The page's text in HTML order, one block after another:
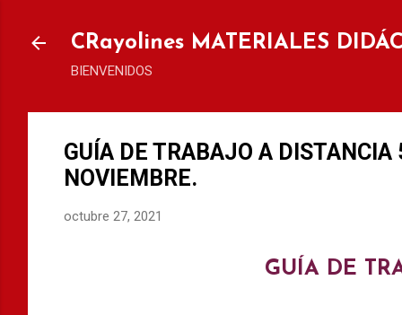
CRayolines MATERIALES
BIENVENIDOS
GUÍA DE TRABAJO A
NOVIEMBRE.
octubre 27, 2021
GUÍA DE